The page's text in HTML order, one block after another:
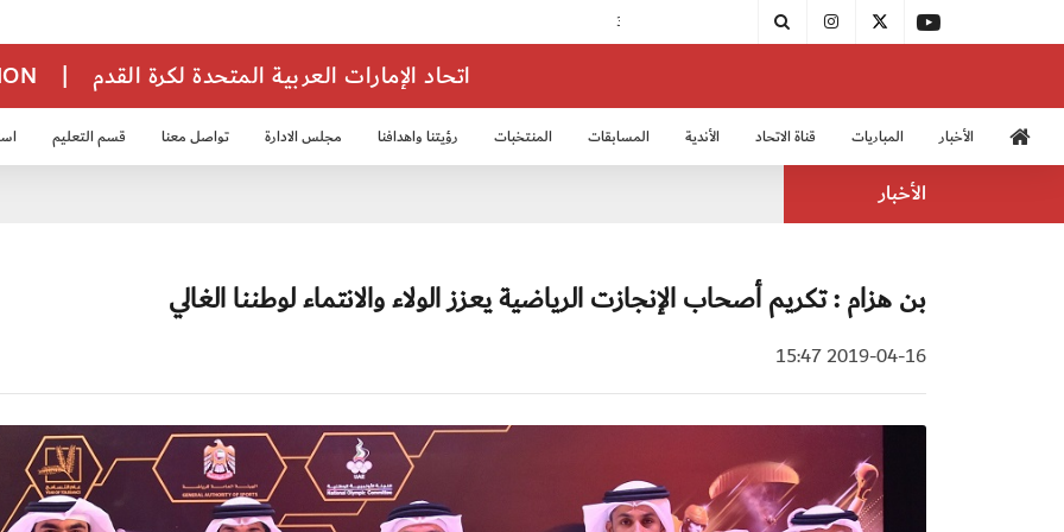
| اتحاد الإمارات العربية المتحدة لكرة القدم
الأخبار المباريات قناة الاتحاد الأندية المسابقات المنتخبات رؤيتنا واهدافنا مجلس الادارة تواصل معنا قسم التعليم
الأخبار
بن هزام : تكريم أصحاب الإنجازت الرياضية يعزز الولاء والانتماء لوطننا الغالي
2019-04-16 15:47